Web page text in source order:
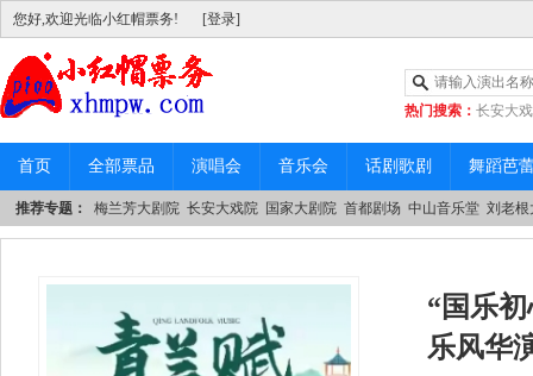
您好,欢迎光临小红帽票务! [登录]
热门搜索： 长安大
|中山音乐堂
首页 全部票品 演唱会 音乐会 话剧歌剧 舞蹈芭
推荐专题： 梅兰芳大剧院 长安大戏院 国家大剧院 首都剧场 中山音乐堂 刘老根
“国乐
乐风华